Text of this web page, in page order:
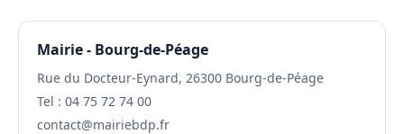
Mairie - Bourg-de-Péage
Rue du Docteur-Eynard, 26300 Bourg-de-Péage
Tel : 04 75 72 74 00
contact@mairiebdp.fr